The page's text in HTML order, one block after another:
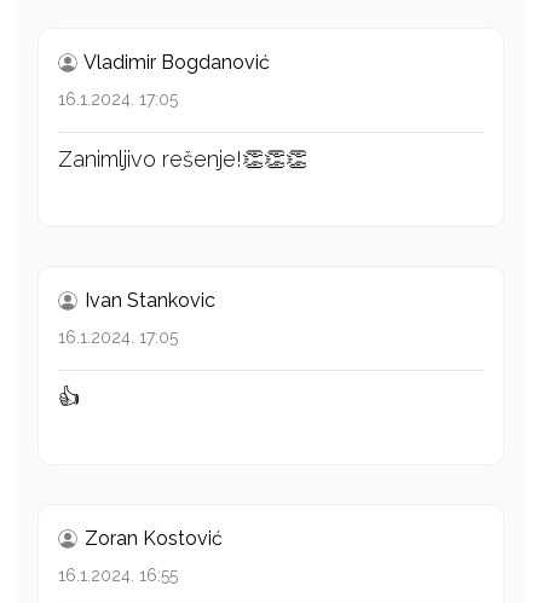
Vladimir Bogdanović
16.1.2024. 17:05
Zanimljivo rešenje!👏👏👏
Ivan Stankovic
16.1.2024. 17:05
👍
Zoran Kostović
16.1.2024. 16:55